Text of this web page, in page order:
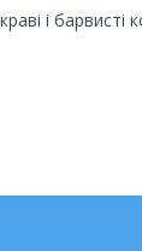
і барвисті